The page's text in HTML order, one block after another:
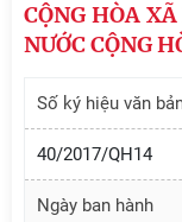
CỘNG HÒA
NƯỚC CỘNG
Số ký hiệu văn
40/2017/QH14
Ngày ban hành